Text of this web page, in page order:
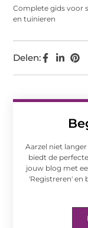
Complete gids voor
en tuinieren
Aarzel niet
biedt de
jouw blog met
'Registreren' en
Delen: